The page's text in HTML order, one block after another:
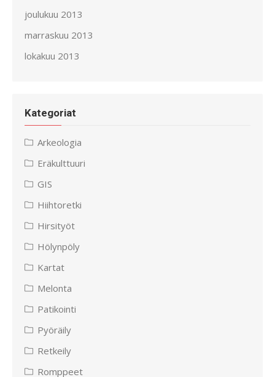
joulukuu 2013
marraskuu 2013
lokakuu 2013
Kategoriat
Arkeologia
Eräkulttuuri
GIS
Hiihtoretki
Hirsityöt
Hölynpöly
Kartat
Melonta
Patikointi
Pyöräily
Retkeily
Romppeet